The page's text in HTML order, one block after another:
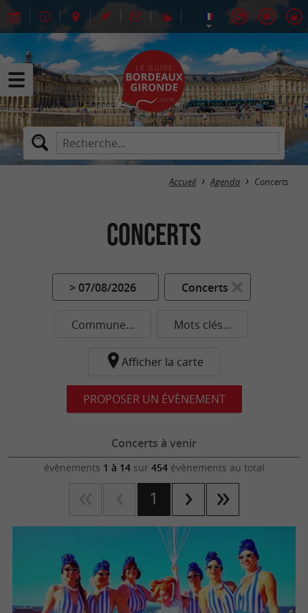
Accueil Agenda Concerts
Concerts
> 07/08/2026 Concerts
Commune... Mots clés...
Afficher la carte
PROPOSER UN ÉVÈNEMENT
Concerts à venir
évènements 1 à 14sur 454évènements au total
1